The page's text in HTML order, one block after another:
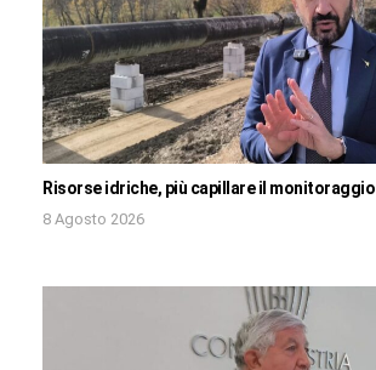
Risorse idriche, più capillare il monitoraggio
8 Agosto 2026